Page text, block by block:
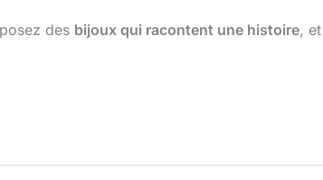
des bijoux qui racontent une histoire,